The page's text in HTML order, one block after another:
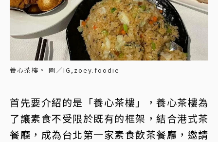
養心茶樓。 圖／IG,zoey.foodie
首先要介紹的是「養心茶樓」，養心茶樓為
了讓素食不受限於既有的框架，結合港式茶
餐廳，成為台北第一家素食飲茶餐廳，邀請